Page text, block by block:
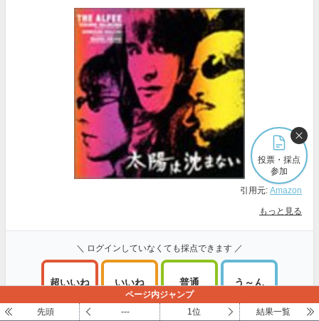
引用元: Amazon
もっと見る
＼ ログインしていなくても採点できます ／
超いいね いいね
80～61点
普通
60～41点
う～ん
投票・採点
参加
ページ内ジャンプ
先頭
--- 1位 結果一覧